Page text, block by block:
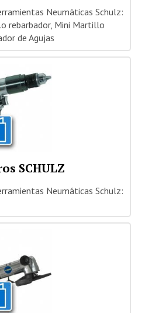
Neumáticas Schulz:
rebarbador, Mini Martillo
de Agujas
SCHULZ
Neumáticas Schulz: